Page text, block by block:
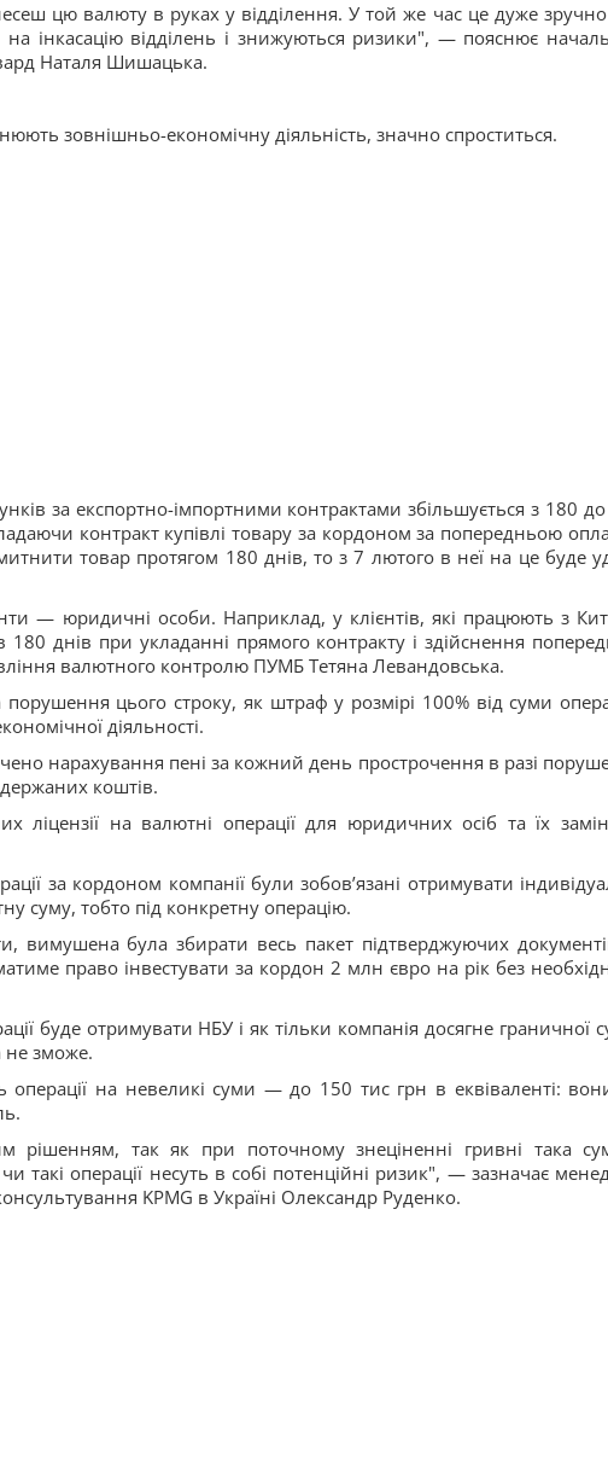
цю валюту в руках у відділення. У той же час це дуже
інкасацію відділень і знижуються ризики", — пояснює
Наталя Шишацька.
зовнішньо-економічну діяльність, значно спроститься.
за експортно-імпортними контрактами збільшується з 180
контракт купівлі товару за кордоном за попередньою
товар протягом 180 днів, то з 7 лютого в неї на це буде
— юридичні особи. Наприклад, у клієнтів, які працюють з
днів при укладанні прямого контракту і здійснення
валютного контролю ПУМБ Тетяна Левандовська.
порушення цього строку, як штраф у розмірі 100% від суми
діяльності.
нарахування пені за кожний день прострочення в разі
коштів.
ліцензії на валютні операції для юридичних осіб та їх
за кордоном компанії були зобов’язані отримувати
суму, тобто під конкретну операцію.
вимушена була збирати весь пакет підтверджуючих
право інвестувати за кордон 2 млн євро на рік без
буде отримувати НБУ і як тільки компанія досягне граничної
не зможе.
операції на невеликі суми — до 150 тис грн в еквіваленті:
рішенням, так як при поточному знеціненні гривні така
такі операції несуть в собі потенційні ризик", — зазначає
KPMG в Україні Олександр Руденко.